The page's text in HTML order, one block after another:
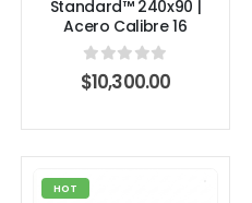
Standard™ 240x90 |
Acero Calibre 16
0out of 5
$10,300.00
HOT